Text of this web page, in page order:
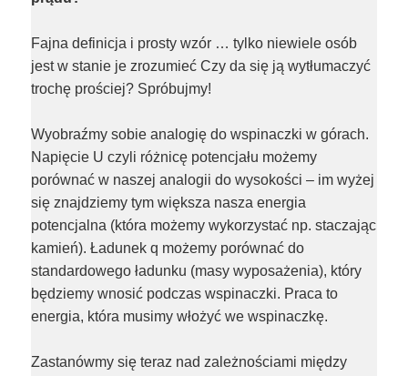
Fajna definicja i prosty wzór … tylko niewiele osób
jest w stanie je zrozumieć Czy da się ją wytłumaczyć
trochę prościej? Spróbujmy!
Wyobraźmy sobie analogię do wspinaczki w górach.
Napięcie U czyli różnicę potencjału możemy
porównać w naszej analogii do wysokości – im wyżej
się znajdziemy tym większa nasza energia
potencjalna (która możemy wykorzystać np. staczając
kamień). Ładunek q możemy porównać do
standardowego ładunku (masy wyposażenia), który
będziemy wnosić podczas wspinaczki. Praca to
energia, która musimy włożyć we wspinaczkę.
Zastanówmy się teraz nad zależnościami między